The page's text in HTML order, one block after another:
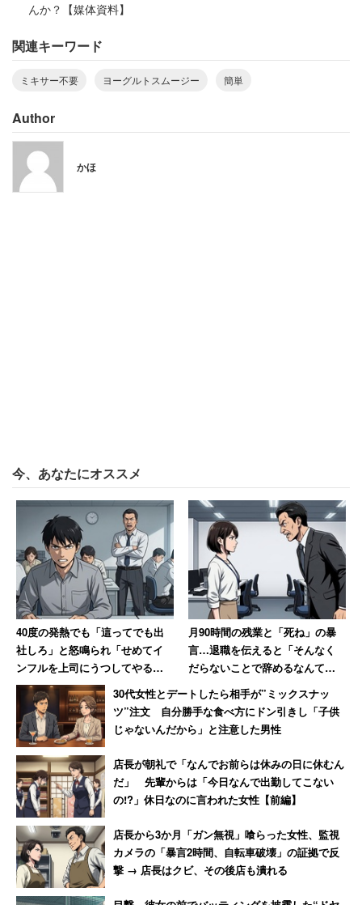
【ヨーグルトスムージー】材料（1杯分）
明治プロビオヨーグルトR－1 半分
グリーンスムージー200グラム 半分
有機野菜バナナ 適量
※グラノーラなどを入れてもOK！
んか？【媒体資料】
関連キーワード
ミキサー不要 ヨーグルトスムージー 簡単
Author
かほ
今、あなたにオススメ
40度の発熱でも「這ってでも出
社しろ」と怒鳴られ「せめてイ
ンフルを上司にうつしてやる」
と思った男性 数年後その職場
は「潰された」【後編】
月90時間の残業と「死ね」の暴
言…退職を伝えると「そんなく
だらないことで辞めるなんて」
→10年後、会社は倒産
30代女性とデートしたら相手が”ミックスナッ
ツ”注文 自分勝手な食べ方にドン引きし「子供
じゃないんだから」と注意した男性
店長が朝礼で「なんでお前らは休みの日に休むん
だ」 先輩からは「今日なんで出勤してこない
の!?」休日なのに言われた女性【前編】
店長から3か月「ガン無視」喰らった女性、監視
カメラの「暴言2時間、自転車破壊」の証拠で反
撃 → 店長はクビ、その後店も潰れる